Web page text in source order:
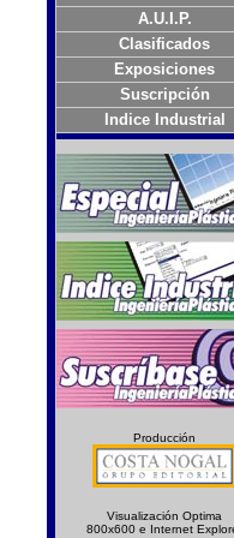
A.U.I.P.
Clasificados
Exposiciones
Suscripción
Indice Industrial
Producción
Visualización Optima
800x600 e Internet